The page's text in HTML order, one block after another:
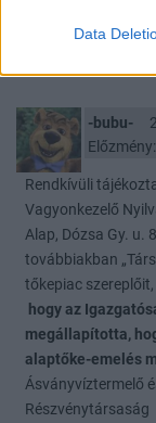
Data
követni" se
-bubu-
Előzmény:
Rendkívüli
Vagyonkezelő
Alap, Dózsa Gy. u.
továbbiakban
tőkepiac szereplőit,
hogy az
megállapította,
alaptőke-emelés
Ásványvíztermelő
Részvénytársaság